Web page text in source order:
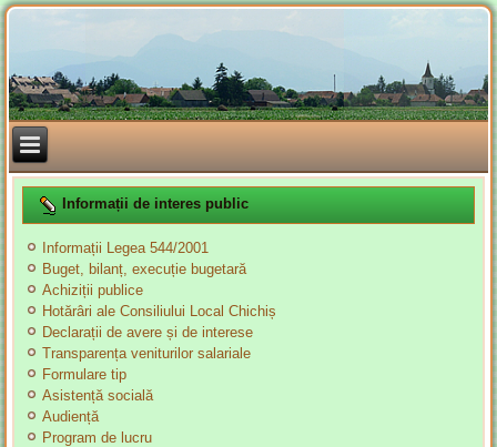
Informații de interes public
Informații Legea 544/2001
Buget, bilanț, execuție bugetară
Achiziții publice
Hotărâri ale Consiliului Local Chichiș
Declarații de avere și de interese
Transparența veniturilor salariale
Formulare tip
Asistență socială
Audiență
Program de lucru